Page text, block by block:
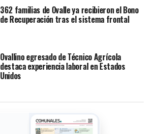
362 familias de Ovalle ya recibieron el Bono
de Recuperación tras el sistema frontal
Ovallino egresado de Técnico Agrícola
destaca experiencia laboral en Estados
Unidos